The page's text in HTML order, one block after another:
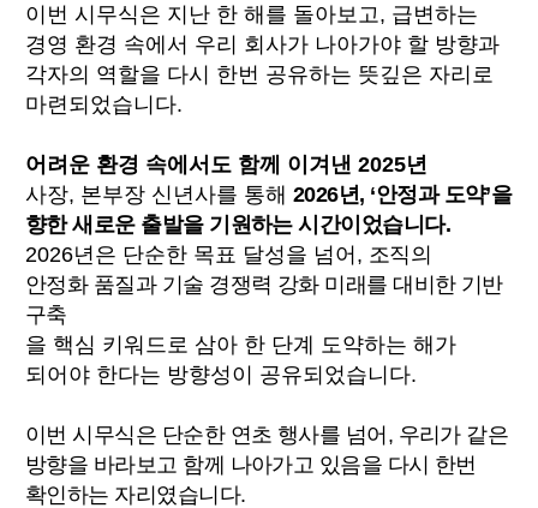
이번 시무식은 지난 한 해를 돌아보고, 급변하는
경영 환경 속에서 우리 회사가 나아가야 할 방향과
각자의 역할을 다시 한번 공유하는 뜻깊은 자리로
마련되었습니다.
어려운 환경 속에서도 함께 이겨낸 2025년
사장, 본부장 신년사를 통해 2026년, ‘안정과 도약’을
향한 새로운 출발을 기원하는 시간이었습니다.
2026년은 단순한 목표 달성을 넘어, 조직의
안정화 품질과 기술 경쟁력 강화 미래를 대비한 기반
구축
을 핵심 키워드로 삼아 한 단계 도약하는 해가
되어야 한다는 방향성이 공유되었습니다.
이번 시무식은 단순한 연초 행사를 넘어, 우리가 같은
방향을 바라보고 함께 나아가고 있음을 다시 한번
확인하는 자리였습니다.